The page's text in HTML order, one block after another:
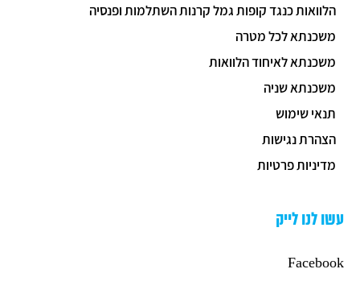
הלוואות כנגד קופות גמל קרנות השתלמות ופנסיה
משכנתא לכל מטרה
משכנתא לאיחוד הלוואות
משכנתא שניה
תנאי שימוש
הצהרת נגישות
מדיניות פרטיות
עשו לנו לייק
Facebook